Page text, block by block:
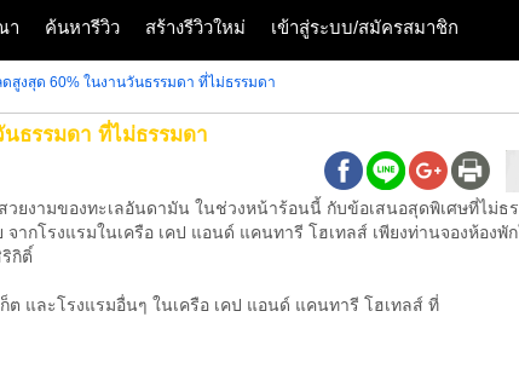
า ค้นหารีวิว สร้างรีวิวใหม่ เข้าสู่ระบบ/สมัครสมาชิก
สูงสุด 60% ในงานวันธรรมดา ที่ไม่ธรรมดา
นธรรมดา ที่ไม่ธรรมดา
ยงามของทะเลอันดามัน ในช่วงหน้าร้อนนี้ กับข้อเสนอสุดพิเศษที่ไม่ธ
กโรงแรมในเครือ เคป แอนด์ แคนทารี โฮเทลส์ เพียงท่านจองห้องพั
กิติ์
และโรงแรมอื่นๆ ในเครือ เคป แอนด์ แคนทารี โฮเทลส์ ที่